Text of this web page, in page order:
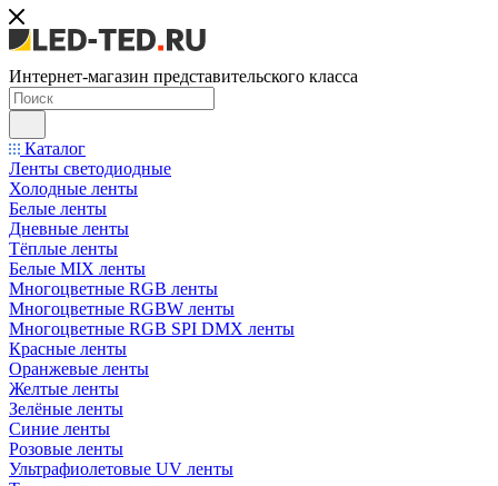
Интернет-магазин представительского класса
Каталог
Ленты светодиодные
Холодные ленты
Белые ленты
Дневные ленты
Тёплые ленты
Белые MIX ленты
Многоцветные RGB ленты
Многоцветные RGBW ленты
Многоцветные RGB SPI DMX ленты
Красные ленты
Оранжевые ленты
Желтые ленты
Зелёные ленты
Синие ленты
Розовые ленты
Ультрафиолетовые UV ленты